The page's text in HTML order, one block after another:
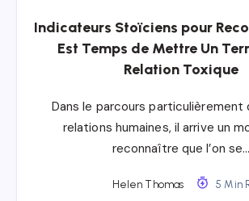
Indicateurs Stoïciens pour
Est Temps de Mettre Un
Relation Toxique
Dans le parcours particulièrement
relations humaines, il arrive un
reconnaître que l’on se…
Helen Thomas 5 Min